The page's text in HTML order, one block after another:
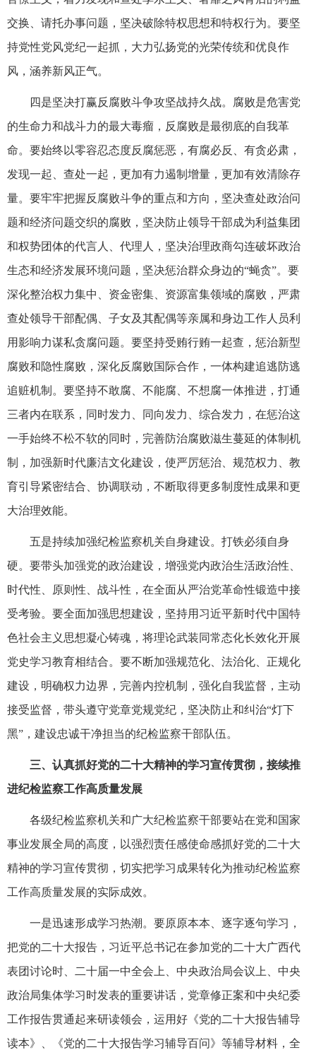
交换、请托办事问题，坚决破除特权思想和特权行为。要坚
持党性党风党纪一起抓，大力弘扬党的光荣传统和优良作
风，涵养新风正气。
四是坚决打赢反腐败斗争攻坚战持久战。腐败是危害党
的生命力和战斗力的最大毒瘤，反腐败是最彻底的自我革
命。要始终以零容忍态度反腐惩恶，有腐必反、有贪必肃，
发现一起、查处一起，更加有力遏制增量，更加有效清除存
量。要牢牢把握反腐败斗争的重点和方向，坚决查处政治问
题和经济问题交织的腐败，坚决防止领导干部成为利益集团
和权势团体的代言人、代理人，坚决治理政商勾连破坏政治
生态和经济发展环境问题，坚决惩治群众身边的“蝇贪”。要
深化整治权力集中、资金密集、资源富集领域的腐败，严肃
查处领导干部配偶、子女及其配偶等亲属和身边工作人员利
用影响力谋私贪腐问题。要坚持受贿行贿一起查，惩治新型
腐败和隐性腐败，深化反腐败国际合作，一体构建追逃防逃
追赃机制。要坚持不敢腐、不能腐、不想腐一体推进，打通
三者内在联系，同时发力、同向发力、综合发力，在惩治这
一手始终不松不软的同时，完善防治腐败滋生蔓延的体制机
制，加强新时代廉洁文化建设，使严厉惩治、规范权力、教
育引导紧密结合、协调联动，不断取得更多制度性成果和更
大治理效能。
五是持续加强纪检监察机关自身建设。打铁必须自身
硬。要带头加强党的政治建设，增强党内政治生活政治性、
时代性、原则性、战斗性，在全面从严治党革命性锻造中接
受考验。要全面加强思想建设，坚持用习近平新时代中国特
色社会主义思想凝心铸魂，将理论武装同常态化长效化开展
党史学习教育相结合。要不断加强规范化、法治化、正规化
建设，明确权力边界，完善内控机制，强化自我监督，主动
接受监督，带头遵守党章党规党纪，坚决防止和纠治“灯下
黑”，建设忠诚干净担当的纪检监察干部队伍。
三、认真抓好党的二十大精神的学习宣传贯彻，接续推
进纪检监察工作高质量发展
各级纪检监察机关和广大纪检监察干部要站在党和国家
事业发展全局的高度，以强烈责任感使命感抓好党的二十大
精神的学习宣传贯彻，切实把学习成果转化为推动纪检监察
工作高质量发展的实际成效。
一是迅速形成学习热潮。要原原本本、逐字逐句学习，
把党的二十大报告，习近平总书记在参加党的二十大广西代
表团讨论时、二十届一中全会上、中央政治局会议上、中央
政治局集体学习时发表的重要讲话，党章修正案和中央纪委
工作报告贯通起来研读领会，运用好《党的二十大报告辅导
读本》、《党的二十大报告学习辅导百问》等辅导材料，全